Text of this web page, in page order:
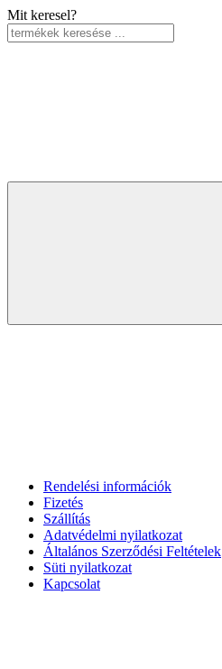
Mit keresel?
Rendelési információk
Fizetés
Szállítás
Adatvédelmi nyilatkozat
Általános Szerződési Feltételek
Süti nyilatkozat
Kapcsolat